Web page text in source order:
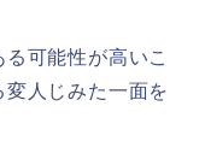
可能性が高いこ
人じみた一面を